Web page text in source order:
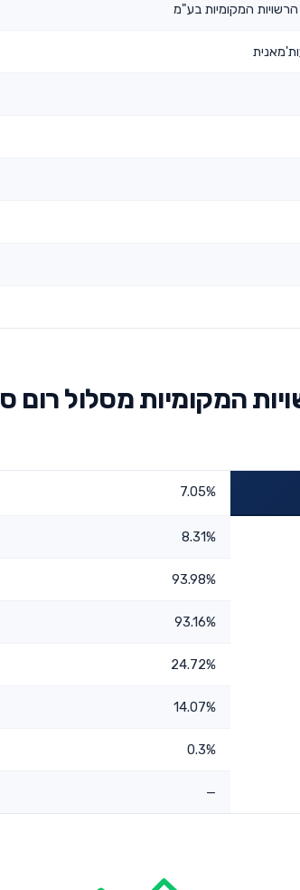
המקומיות בע"מ
המקומיות מסלול רום
7.05%
8.31%
93.98%
93.16%
24.72%
14.07%
0.3%
—